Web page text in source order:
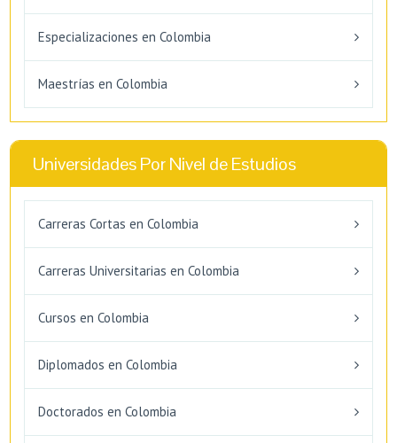
Especializaciones en Colombia
Maestrías en Colombia
Universidades Por Nivel de Estudios
Carreras Cortas en Colombia
Carreras Universitarias en Colombia
Cursos en Colombia
Diplomados en Colombia
Doctorados en Colombia